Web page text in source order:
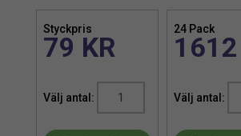
Styckpris
79 KR
24 Pack
1612